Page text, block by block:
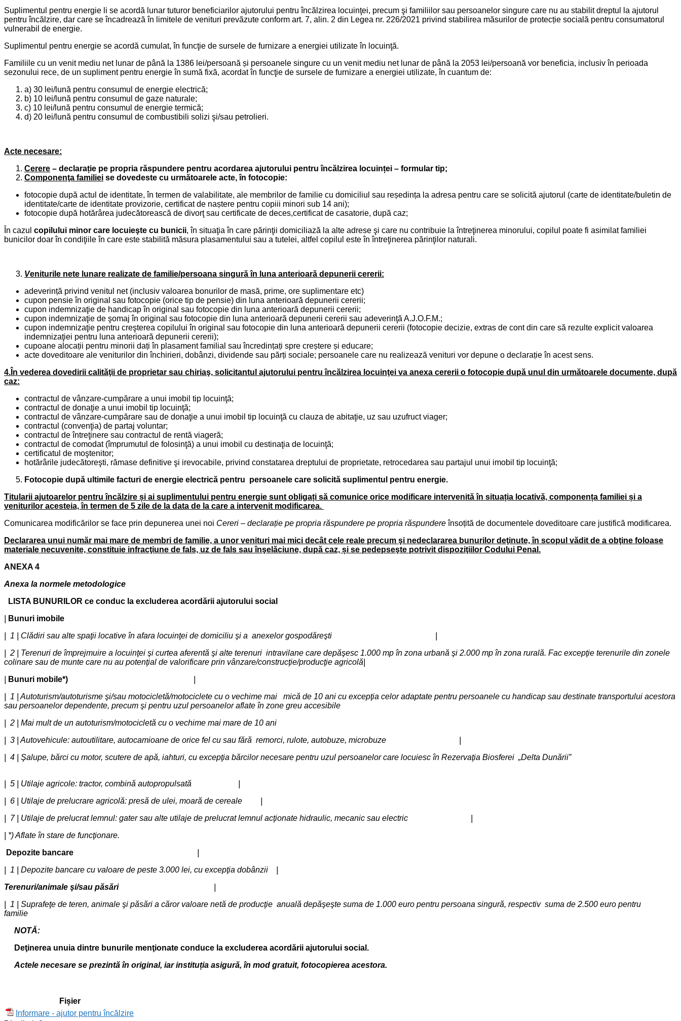
Suplimentul pentru energie li se acordă lunar tuturor beneficiarilor ajutorului pentru încălzirea locuinţei, precum şi familiilor sau persoanelor singure care nu au stabilit dreptul la ajutorul
pentru încălzire, dar care se încadrează în limitele de venituri prevăzute conform art. 7, alin. 2 din Legea nr. 226/2021 privind stabilirea măsurilor de protecție socială pentru consumatorul
vulnerabil de energie.
Suplimentul pentru energie se acordă cumulat, în funcţie de sursele de furnizare a energiei utilizate în locuinţă.
Familiile cu un venit mediu net lunar de până la 1386 lei/persoană și persoanele singure cu un venit mediu net lunar de până la 2053 lei/persoană vor beneficia, inclusiv în perioada
sezonului rece, de un supliment pentru energie în sumă fixă, acordat în funcţie de sursele de furnizare a energiei utilizate, în cuantum de:
a) 30 lei/lună pentru consumul de energie electrică;
b) 10 lei/lună pentru consumul de gaze naturale;
c) 10 lei/lună pentru consumul de energie termică;
d) 20 lei/lună pentru consumul de combustibili solizi şi/sau petrolieri.
Acte necesare:
Cerere – declarație pe propria răspundere pentru acordarea ajutorului pentru încălzirea locuinței – formular tip;
Componenţa familiei se dovedeste cu următoarele acte, în fotocopie:
fotocopie după actul de identitate, în termen de valabilitate, ale membrilor de familie cu domiciliul sau reședința la adresa pentru care se solicită ajutorul (carte de identitate/buletin de
identitate/carte de identitate provizorie, certificat de naștere pentru copiii minori sub 14 ani);
fotocopie după hotărârea judecătorească de divorţ sau certificate de deces,certificat de casatorie, după caz;
În cazul copilului minor care locuieşte cu bunicii, în situaţia în care părinţii domiciliază la alte adrese şi care nu contribuie la întreţinerea minorului, copilul poate fi asimilat familiei
bunicilor doar în condiţiile în care este stabilită măsura plasamentului sau a tutelei, altfel copilul este în întreţinerea părinţilor naturali.
Veniturile nete lunare realizate de familie/persoana singură în luna anterioară depunerii cererii:
adeverință privind venitul net (inclusiv valoarea bonurilor de masă, prime, ore suplimentare etc)
cupon pensie în original sau fotocopie (orice tip de pensie) din luna anterioară depunerii cererii;
cupon indemnizaţie de handicap în original sau fotocopie din luna anterioară depunerii cererii;
cupon indemnizaţie de şomaj în original sau fotocopie din luna anterioară depunerii cererii sau adeverinţă A.J.O.F.M.;
cupon indemnizaţie pentru creşterea copilului în original sau fotocopie din luna anterioară depunerii cererii (fotocopie decizie, extras de cont din care să rezulte explicit valoarea
indemnizaţiei pentru luna anterioară depunerii cererii);
cupoane alocații pentru minorii dați în plasament familial sau încredințați spre creștere și educare;
acte doveditoare ale veniturilor din închirieri, dobânzi, dividende sau părți sociale; persoanele care nu realizează venituri vor depune o declarație în acest sens.
4.În vederea dovedirii calităţii de proprietar sau chiriaş, solicitantul ajutorului pentru încălzirea locuinţei va anexa cererii o fotocopie după unul din următoarele documente, după
caz:
contractul de vânzare-cumpărare a unui imobil tip locuinţă;
contractul de donaţie a unui imobil tip locuinţă;
contractul de vânzare-cumpărare sau de donaţie a unui imobil tip locuinţă cu clauza de abitaţie, uz sau uzufruct viager;
contractul (convenţia) de partaj voluntar;
contractul de întreţinere sau contractul de rentă viageră;
contractul de comodat (împrumutul de folosinţă) a unui imobil cu destinaţia de locuinţă;
certificatul de moştenitor;
hotărârile judecătoreşti, rămase definitive şi irevocabile, privind constatarea dreptului de proprietate, retrocedarea sau partajul unui imobil tip locuinţă;
Fotocopie după ultimile facturi de energie electrică pentru persoanele care solicită suplimentul pentru energie.
Titularii ajutoarelor pentru încălzire și ai suplimentului pentru energie sunt obligați să comunice orice modificare intervenită în situația locativă, componența familiei și a
veniturilor acesteia, în termen de 5 zile de la data de la care a intervenit modificarea.
Comunicarea modificărilor se face prin depunerea unei noi Cereri – declarație pe propria răspundere pe propria răspundereînsoțită de documentele doveditoare care justifică modificarea.
Declararea unui număr mai mare de membri de familie, a unor venituri mai mici decât cele reale precum şi nedeclararea bunurilor deţinute, în scopul vădit de a obţine foloase
materiale necuvenite, constituie infracţiune de fals, uz de fals sau înşelăciune, după caz, și se pedepseşte potrivit dispoziţiilor Codului Pena l.
ANEXA 4
Anexa la normele metodologice
LISTA BUNURILOR ce conduc la excluderea acordării ajutorului social
Bunuri imobile
| 1 | Clădiri sau alte spaţii locative în afara locuinţei de domiciliu şi a anexelor gospodăreşti |
| 2 | Terenuri de împrejmuire a locuinţei şi curtea aferentă şi alte terenuri intravilane care depăşesc 1.000 mp în zona urbană şi 2.000 mp în zona rurală. Fac excepţie terenurile din zonele
colinare sau de munte care nu au potenţial de valorificare prin vânzare/construcţie/producţie agricolă|
Bunuri mobile*)
| 1 | Autoturism/autoturisme şi/sau motocicletă/motociclete cu o vechime mai mică de 10 ani cu excepţia celor adaptate pentru persoanele cu handicap sau destinate transportului acestora
sau persoanelor dependente, precum şi pentru uzul persoanelor aflate în zone greu accesibile
| 2 | Mai mult de un autoturism/motocicletă cu o vechime mai mare de 10 ani
| 3 | Autovehicule: autoutilitare, autocamioane de orice fel cu sau fără remorci, rulote, autobuze, microbuze |
| 4 | Şalupe, bărci cu motor, scutere de apă, iahturi, cu excepţia bărcilor necesare pentru uzul persoanelor care locuiesc în Rezervaţia Biosferei „Delta Dunării”
| 5 | Utilaje agricole: tractor, combină autopropulsată |
| 6 | Utilaje de prelucrare agricolă: presă de ulei, moară de cereale |
| 7 | Utilaje de prelucrat lemnul: gater sau alte utilaje de prelucrat lemnul acţionate hidraulic, mecanic sau electric |
| *) Aflate în stare de funcţionare.
Depozite bancare
| 1 | Depozite bancare cu valoare de peste 3.000 lei, cu excepţia dobânzii |
Terenuri/animale şi/sau păsări
| 1 | Suprafeţe de teren, animale şi păsări a căror valoare netă de producţie anuală depăşeşte suma de 1.000 euro pentru persoana singură, respectiv suma de 2.500 euro pentru
familie
NOTĂ:
Deţinerea unuia dintre bunurile menţionate conduce la excluderea acordării ajutorului social.
Actele necesare se prezintă în original, iar instituția asigură, în mod gratuit, fotocopierea acestora.
Fișier
Informare - ajutor pentru încălzire